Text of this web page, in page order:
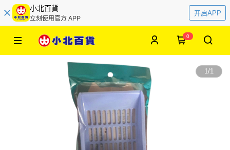
小北百貨
立刻使用官方 APP
开启APP
0
1/1